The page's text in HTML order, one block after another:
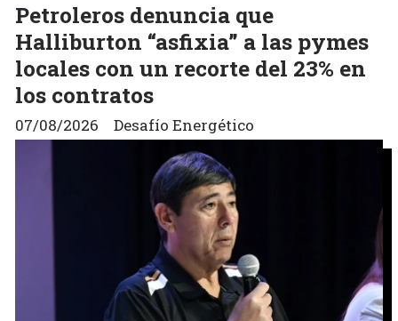
Petroleros denuncia que
Halliburton “asfixia” a las pymes
locales con un recorte del 23% en
los contratos
Desafío Energético
07/08/2026